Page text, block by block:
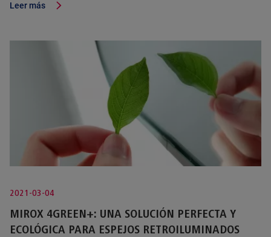
Leer más
2021-03-04
MIROX 4GREEN+: UNA SOLUCIÓN PERFECTA Y
ECOLÓGICA PARA ESPEJOS RETROILUMINADOS